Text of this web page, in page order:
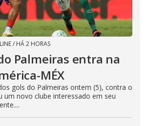
/ HÁ 2 HORAS
Palmeiras entra na
MÉX
gols do Palmeiras ontem (5), contra o
um novo clube interessado em seu